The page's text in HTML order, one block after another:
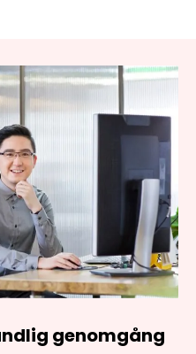
genomgång